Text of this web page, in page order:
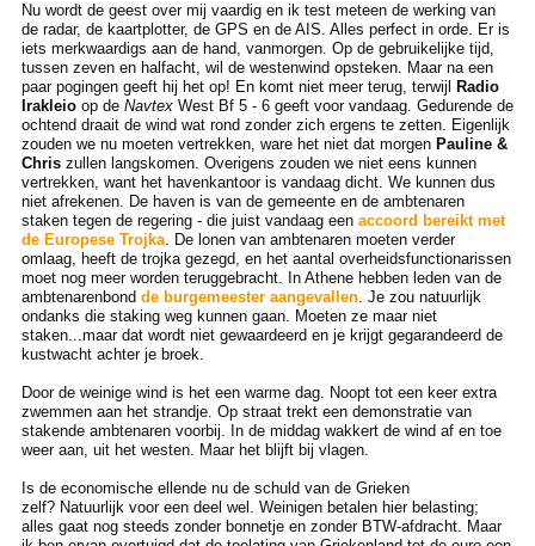
Nu wordt de geest over mij vaardig en ik test meteen de werking van
de radar, de kaartplotter, de GPS en de AIS. Alles perfect in orde. Er is
iets merkwaardigs aan de hand, vanmorgen. Op de gebruikelijke tijd,
tussen zeven en halfacht, wil de westenwind opsteken. Maar na een
paar pogingen geeft hij het op! En komt niet meer terug, terwijl
Radio
Irakleioop de NavtexWest Bf 5 - 6 geeft voor vandaag. Gedurende de
ochtend draait de wind wat rond zonder zich ergens te zetten. Eigenlijk
zouden we nu moeten vertrekken, ware het niet dat morgen Pauline &
Chriszullen langskomen. Overigens zouden we niet eens kunnen
vertrekken, want het havenkantoor is vandaag dicht. We kunnen dus
niet afrekenen. De haven is van de gemeente en de ambtenaren
staken tegen de regering - die juist vandaag een accoord bereikt met
de Europese Trojka. De lonen van ambtenaren moeten verder
omlaag, heeft de trojka gezegd, en het aantal overheidsfunctionarissen
moet nog meer worden teruggebracht. In Athene hebben leden van de
ambtenarenbond de burgemeester aangevallen. Je zou natuurlijk
ondanks die staking weg kunnen gaan. Moeten ze maar niet
staken...maar dat wordt niet gewaardeerd en je krijgt gegarandeerd de
kustwacht achter je broek.
Door de weinige wind is het een warme dag. Noopt tot een keer extra
zwemmen aan het strandje. Op straat trekt een demonstratie van
stakende ambtenaren voorbij. In de middag wakkert de wind af en toe
weer aan, uit het westen. Maar het blijft bij vlagen.
Is de economische ellende nu de schuld van de Grieken
zelf? Natuurlijk voor een deel wel. Weinigen betalen hier belasting;
alles gaat nog steeds zonder bonnetje en zonder BTW-afdracht. Maar